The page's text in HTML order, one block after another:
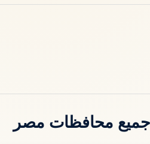
محافظات مصر